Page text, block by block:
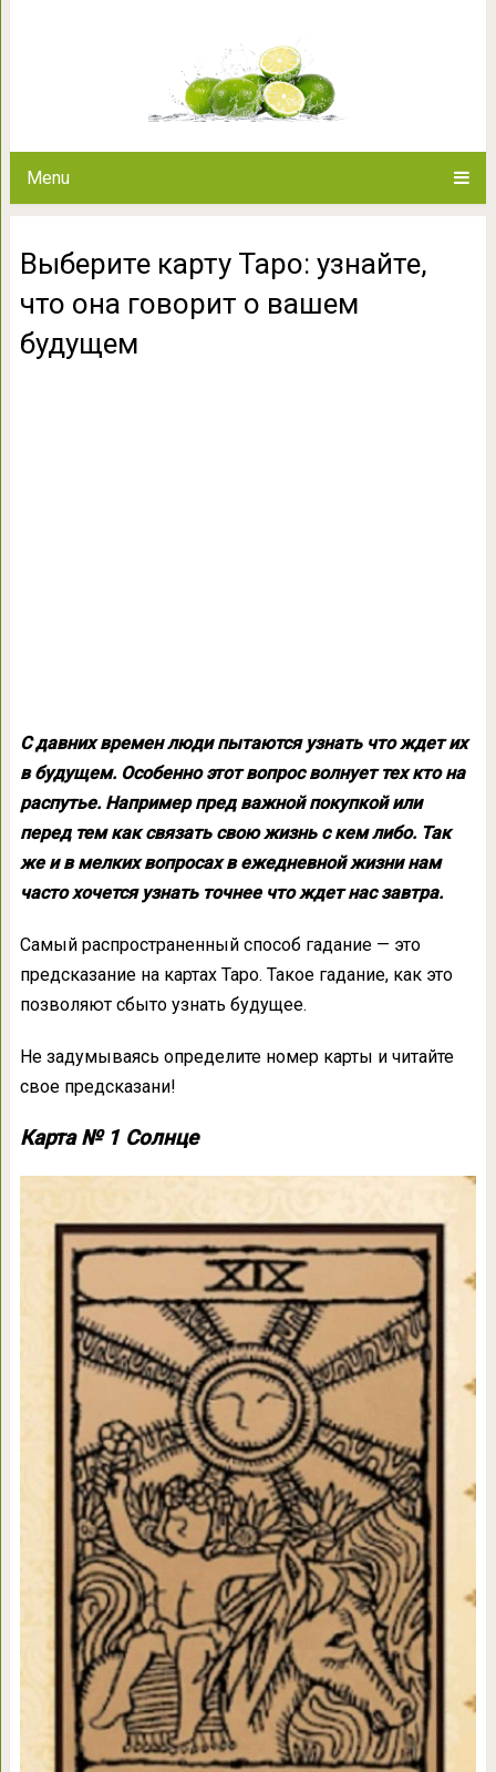
Menu
Выберите карту Таро: узнайте,
что она говорит о вашем
будущем
С давних времен люди пытаются узнать что ждет их
в будущем. Особенно этот вопрос волнует тех кто на
распутье. Например пред важной покупкой или
перед тем как связать свою жизнь с кем либо. Так
же и в мелких вопросах в ежедневной жизни нам
часто хочется узнать точнее что ждет нас завтра.
Самый распространенный способ гадание — это
предсказание на картах Таро. Такое гадание, как это
позволяют сбыто узнать будущее.
Не задумываясь определите номер карты и читайте
свое предсказани!
Карта № 1 Солнце